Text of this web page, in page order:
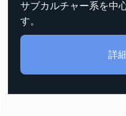
サブカルチャー系を中
す。
詳